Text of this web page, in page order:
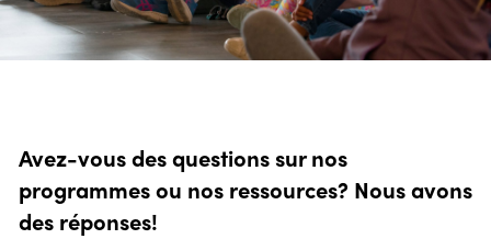
Avez-vous des questions sur nos
programmes ou nos ressources? Nous avons
des réponses!